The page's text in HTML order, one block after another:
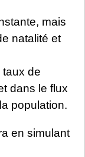
mais
natalité et
taux de
dans le flux
population.
en simulant